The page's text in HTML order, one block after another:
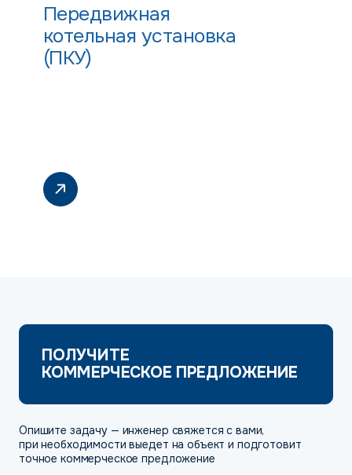
Передвижная
котельная установка
(ПКУ)
ПОЛУЧИТЕ
КОММЕРЧЕСКОЕ ПРЕДЛОЖЕНИЕ
Опишите задачу — инженер свяжется с вами,
при необходимости выедет на объект и подготовит
точное коммерческое предложение